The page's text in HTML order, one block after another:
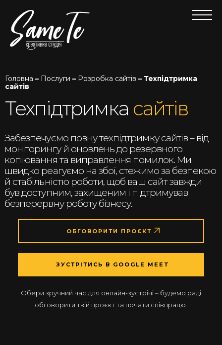
Головна – Послуги – Розробка сайтів – Техпідтримка
сайтів
Техпідтримка сайтів
Забезпечуємо повну техпідтримку сайтів – від
моніторингу й оновлень до резервного
копіювання та виправлення помилок. Ми
швидко реагуємо на збої, стежимо за безпекою
й стабільністю роботи, щоб ваш сайт завжди
був доступним, захищеним і підтримував
безперервну роботу бізнесу.
ОБГОВОРИТИ ПРОЄКТ
ЗУСТРІТИСЬ В GOOGLE MEET
Обери зручний час для онлайн-зустрічі – будемо раді
обговорити твій проєкт та почати співпрацю.